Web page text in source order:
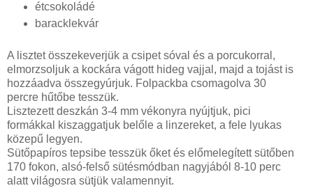
étcsokoládé
baracklekvár
A lisztet összekeverjük a csipet sóval és a porcukorral,
elmorzsoljuk a kockára vágott hideg vajjal, majd a tojást is
hozzáadva összegyúrjuk. Folpackba csomagolva 30
percre hűtőbe tesszük.
Lisztezett deszkán 3-4 mm vékonyra nyújtjuk, pici
formákkal kiszaggatjuk belőle a linzereket, a fele lyukas
közepű legyen.
Sütőpapíros tepsibe tesszük őket és előmelegített sütőben
170 fokon, alsó-felső sütésmódban nagyjából 8-10 perc
alatt világosra sütjük valamennyit.